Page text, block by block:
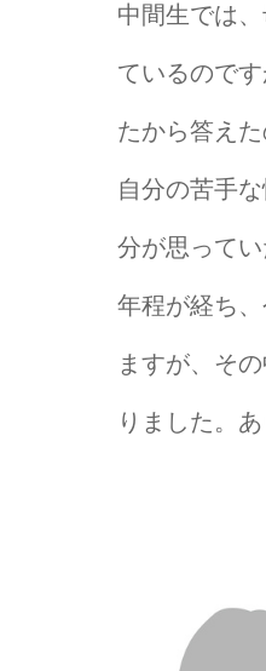
中間生では
ているので
たから答え
自分の苦手
分が思って
年程が経ち
ますが、そ
りました。